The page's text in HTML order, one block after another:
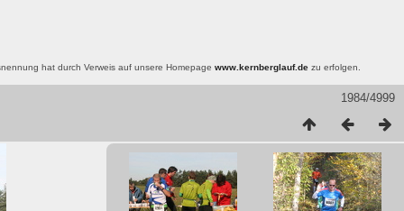
hat durch Verweis auf unsere Homepage www.kernberglauf.de zu erfolgen.
1984/4999